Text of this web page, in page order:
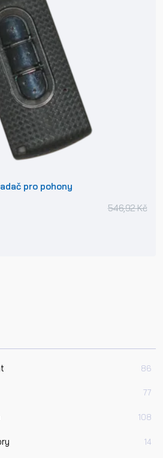
86
77
108
14
pro pohony
546,92 Kč